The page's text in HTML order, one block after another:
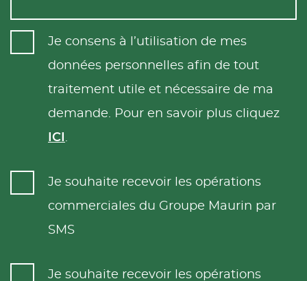
Je consens à l’utilisation de mes
données personnelles afin de tout
traitement utile et nécessaire de ma
demande. Pour en savoir plus cliquez
ICI .
Je souhaite recevoir les opérations
commerciales du Groupe Maurin par
SMS
Je souhaite recevoir les opérations